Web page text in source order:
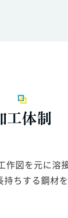
工体制
図を元に
ちする鋼材